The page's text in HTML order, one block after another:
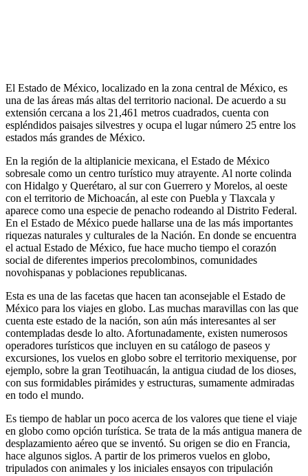
El Estado de México, localizado en la zona central de México, es
una de las áreas más altas del territorio nacional. De acuerdo a su
extensión cercana a los 21,461 metros cuadrados, cuenta con
espléndidos paisajes silvestres y ocupa el lugar número 25 entre los
estados más grandes de México.
En la región de la altiplanicie mexicana, el Estado de México
sobresale como un centro turístico muy atrayente. Al norte colinda
con Hidalgo y Querétaro, al sur con Guerrero y Morelos, al oeste
con el territorio de Michoacán, al este con Puebla y Tlaxcala y
aparece como una especie de penacho rodeando al Distrito Federal.
En el Estado de México puede hallarse una de las más importantes
riquezas naturales y culturales de la Nación. En donde se encuentra
el actual Estado de México, fue hace mucho tiempo el corazón
social de diferentes imperios precolombinos, comunidades
novohispanas y poblaciones republicanas.
Esta es una de las facetas que hacen tan aconsejable el Estado de
México para los viajes en globo. Las muchas maravillas con las que
cuenta este estado de la nación, son aún más interesantes al ser
contempladas desde lo alto. Afortunadamente, existen numerosos
operadores turísticos que incluyen en su catálogo de paseos y
excursiones, los vuelos en globo sobre el territorio mexiquense, por
ejemplo, sobre la gran Teotihuacán, la antigua ciudad de los dioses,
con sus formidables pirámides y estructuras, sumamente admiradas
en todo el mundo.
Es tiempo de hablar un poco acerca de los valores que tiene el viaje
en globo como opción turística. Se trata de la más antigua manera de
desplazamiento aéreo que se inventó. Su origen se dio en Francia,
hace algunos siglos. A partir de los primeros vuelos en globo,
tripulados con animales y los iniciales ensayos con tripulación